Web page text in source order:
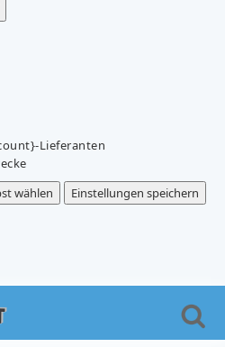
Lieferanten
wählen
Einstellungen speichern